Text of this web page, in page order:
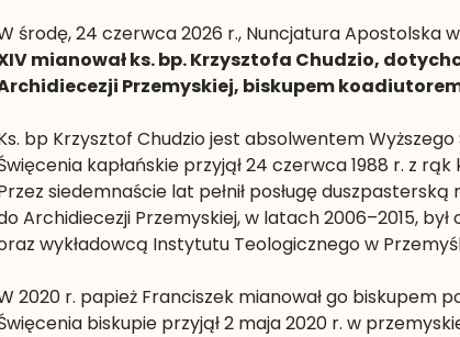
środę, 24 czerwca 2026 r., Nuncjatura Apostolska
mianował ks. bp. Krzysztofa Chudzio,
Przemyskiej, biskupem
bp Krzysztof Chudzio jest absolwentem
kapłańskie przyjął 24 czerwca 1988 r. z
siedemnaście lat pełnił posługę
Archidiecezji Przemyskiej, w latach 2006–2015,
wykładowcą Instytutu Teologicznego w
2020 r. papież Franciszek mianował go biskupem
biskupie przyjął 2 maja 2020 r. w